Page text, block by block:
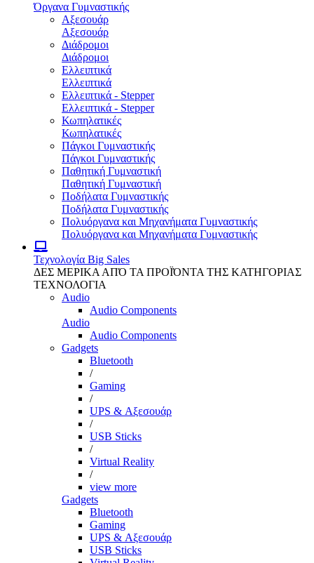
Όργανα Γυμναστικής
Αξεσουάρ
Αξεσουάρ
Διάδρομοι
Διάδρομοι
Ελλειπτικά
Ελλειπτικά
Ελλειπτικά - Stepper
Ελλειπτικά - Stepper
Κωπηλατικές
Κωπηλατικές
Πάγκοι Γυμναστικής
Πάγκοι Γυμναστικής
Παθητική Γυμναστική
Παθητική Γυμναστική
Ποδήλατα Γυμναστικής
Ποδήλατα Γυμναστικής
Πολυόργανα και Μηχανήματα Γυμναστικής
Πολυόργανα και Μηχανήματα Γυμναστικής
Τεχνολογία Big Sales
ΔΕΣ ΜΕΡΙΚΑ ΑΠΌ ΤΑ ΠΡΟΪΌΝΤΑ ΤΗΣ ΚΑΤΗΓΟΡΙΑΣ
ΤΕΧΝΟΛΟΓΙΑ
Audio
Audio Components
Audio
Audio Components
Gadgets
Bluetooth
/
Gaming
/
UPS & Αξεσουάρ
/
USB Sticks
/
Virtual Reality
/
view more
Gadgets
Bluetooth
Gaming
UPS & Αξεσουάρ
USB Sticks